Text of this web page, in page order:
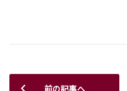
前の記事へ